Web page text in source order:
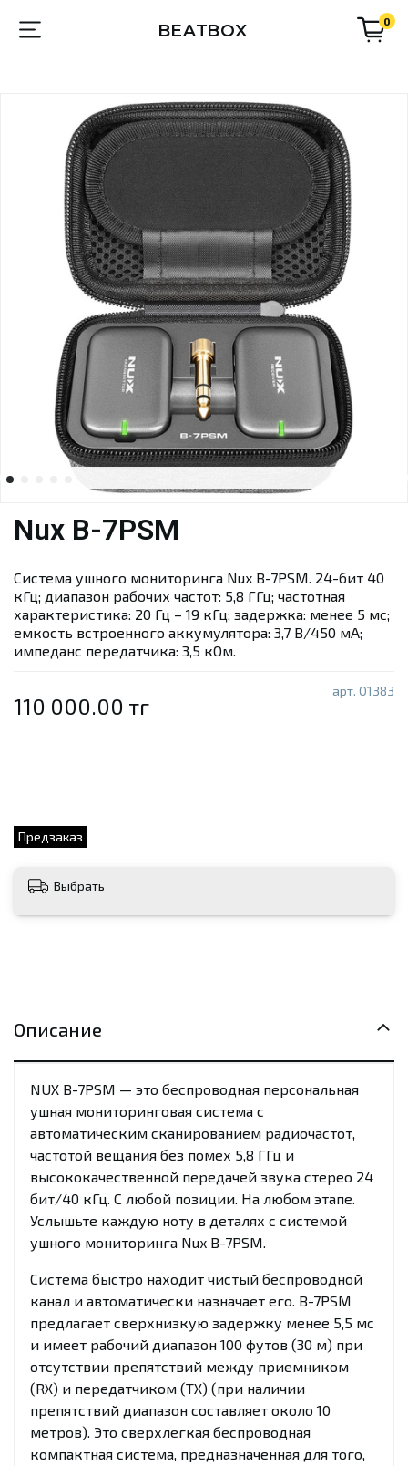
BEATBOX 0
арт. 01383
Предзаказ
Nux B-7PSM
110 000.00 тг
Система ушного мониторинга Nux B-7PSM. 24-бит 40
кГц; диапазон рабочих частот: 5,8 ГГц; частотная
характеристика: 20 Гц – 19 кГц; задержка: менее 5 мс;
емкость встроенного аккумулятора: 3,7 В/450 мА;
импеданс передатчика: 3,5 кОм.
Выбрать
Описание
NUX B-7PSM — это беспроводная персональная
ушная мониторинговая система с
автоматическим сканированием радиочастот,
частотой вещания без помех 5,8 ГГц и
высококачественной передачей звука стерео 24
бит/40 кГц. С любой позиции. На любом этапе.
Услышьте каждую ноту в деталях с системой
ушного мониторинга Nux B-7PSM.
Система быстро находит чистый беспроводной
канал и автоматически назначает его. B-7PSM
предлагает сверхнизкую задержку менее 5,5 мс
и имеет рабочий диапазон 100 футов (30 м) при
отсутствии препятствий между приемником
(RX) и передатчиком (TX) (при наличии
препятствий диапазон составляет около 10
метров). Это сверхлегкая беспроводная
компактная система, предназначенная для того,